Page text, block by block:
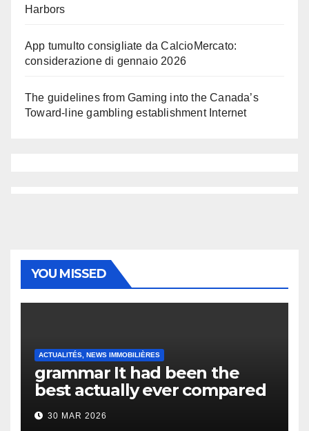
Harbors
App tumulto consigliate da CalcioMercato:
considerazione di gennaio 2026
The guidelines from Gaming into the Canada’s
Toward-line gambling establishment Internet
YOU MISSED
ACTUALITÉS, NEWS IMMOBILIÈRES
grammar It had been the
best actually ever compared
to it’s the top actually?
English Vocabulary Learners
30 MAR 2026